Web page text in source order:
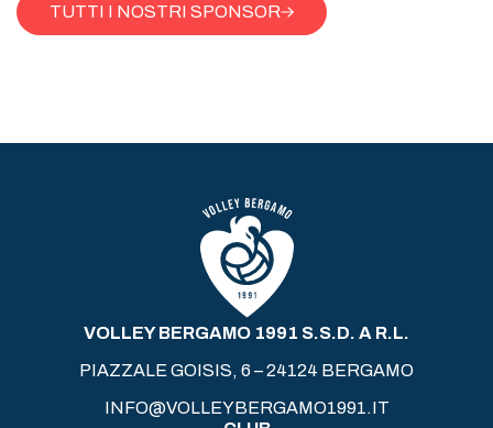
TUTTI I NOSTRI SPONSOR
VOLLEY BERGAMO 1991 S.S.D. A R.L.
PIAZZALE GOISIS, 6 – 24124 BERGAMO
INFO@VOLLEYBERGAMO1991.IT